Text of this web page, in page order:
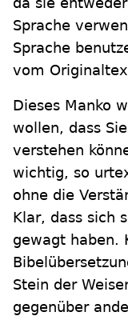
Sprache
Sprache
vom
Dieses Manko
wollen, dass
verstehen
wichtig, so
ohne die
Klar, dass sich
gewagt haben.
Stein der
gegenüber